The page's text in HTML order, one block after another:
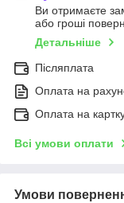
Ви отримаєте
або гроші
Детальніше
Післяплата
Оплата на
Оплата на
Всі умови оплати
Умови